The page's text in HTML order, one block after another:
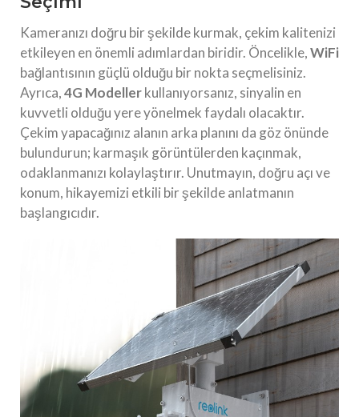
Kameranızı doğru bir şekilde kurmak, çekim kalitenizi
etkileyen en önemli adımlardan biridir. Öncelikle,WiFi
bağlantısının güçlü olduğu bir nokta seçmelisiniz.
Ayrıca,4G Modellerkullanıyorsanız, sinyalin en
kuvvetli olduğu yere yönelmek faydalı olacaktır.
Çekim yapacağınız alanın arka planını da göz önünde
bulundurun; karmaşık görüntülerden kaçınmak,
odaklanmanızı kolaylaştırır. Unutmayın, doğru açı ve
konum, hikayemizi etkili bir şekilde anlatmanın
başlangıcıdır.